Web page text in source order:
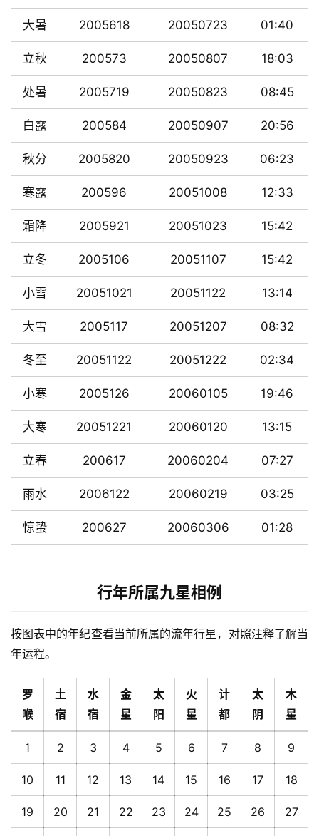
大暑 2005618 20050723 01:40
立秋 200573 20050807 18:03
处暑 2005719 20050823 08:45
白露 200584 20050907 20:56
秋分 2005820 20050923 06:23
寒露 200596 20051008 12:33
霜降 2005921 20051023 15:42
立冬 2005106 20051107 15:42
小雪 20051021 20051122 13:14
大雪 2005117 20051207 08:32
冬至 20051122 20051222 02:34
小寒 2005126 20060105 19:46
大寒 20051221 20060120 13:15
立春 200617 20060204 07:27
雨水 2006122 20060219 03:25
惊蛰 200627 20060306 01:28
行年所属九星相例
按图表中的年纪查看当前所属的流年行星，对照注释了解当
年运程。
罗
喉
土
宿
水
宿
金
星
太
阳
火
星
计
都
太
阴
木
星
1 2 3 4 5 6 7 8 9
10 11 12 13 14 15 16 17 18
19 20 21 22 23 24 25 26 27